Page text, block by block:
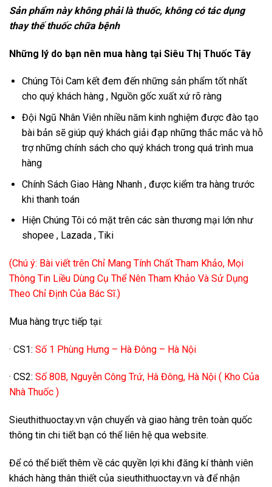
Sản phẩm này không phải là thuốc, không có tác dụng
thay thế thuốc chữa bệnh
Những lý do bạn nên mua hàng tại Siêu Thị Thuốc Tây
Chúng Tôi Cam kết đem đến những sản phẩm tốt nhất
cho quý khách hàng , Nguồn gốc xuất xứ rõ ràng
Đội Ngũ Nhân Viên nhiều năm kinh nghiệm được đào tạo
bài bản sẽ giúp quý khách giải đạp những thắc mắc và hỗ
trợ những chính sách cho quý khách trong quá trình mua
hàng
Chính Sách Giao Hàng Nhanh , được kiểm tra hàng trước
khi thanh toán
Hiện Chúng Tôi có mặt trên các sàn thương mại lớn như
shopee , Lazada , Tiki
(Chú ý: Bài viết trên Chỉ Mang Tính Chất Tham Khảo, Mọi
Thông Tin Liều Dùng Cụ Thể Nên Tham Khảo Và Sử Dụng
Theo Chỉ Định Của Bác Sĩ.)
Mua hàng trực tiếp tại:
· CS1: Số 1 Phùng Hưng – Hà Đông – Hà Nội
· CS2: Số 80B, Nguyễn Công Trứ, Hà Đông, Hà Nội ( Kho Của
Nhà Thuốc )
Sieuthithuoctay.vn vận chuyển và giao hàng trên toàn quốc
thông tin chi tiết bạn có thể liên hệ qua website.
Để có thể biết thêm về các quyền lợi khi đăng kí thành viên
khách hàng thân thiết của sieuthithuoctay.vn và để nhận